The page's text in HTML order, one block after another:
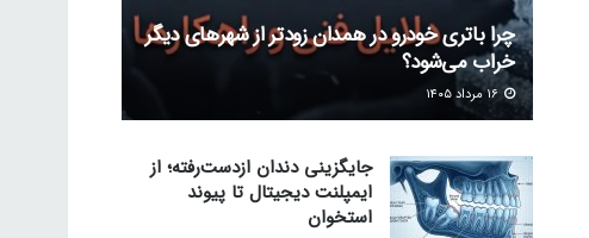
چرا باتری خودرو در همدان زودتر از شهرهای دیگر
خراب می‌شود؟
جایگزینی دندان ازدست‌رفته؛ از
ایمپلنت دیجیتال تا پیوند
استخوان